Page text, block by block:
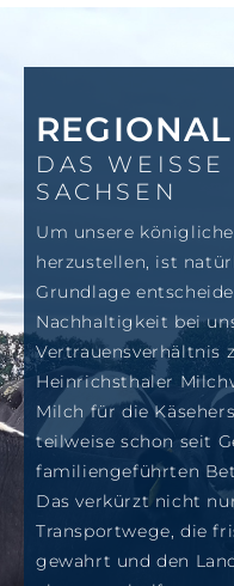
DAS WEISSE
ACHSEN
Um unsere
herzustellen, ist
Grundlage
Nachhaltigkeit bei
Vertrauensverhältnis
Heinrichsthaler
Milch für die
teilweise schon seit
familiengeführten
Das verkürzt nicht
Transportwege, die
gewahrt und den